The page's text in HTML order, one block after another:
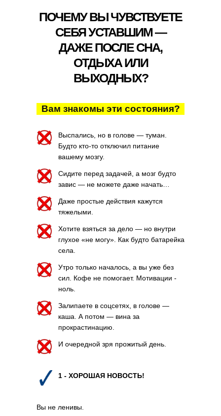
ПОЧЕМУ ВЫ ЧУВСТВУЕТЕ
СЕБЯ УСТАВШИМ —
ДАЖЕ ПОСЛЕ СНА,
ОТДЫХА ИЛИ
ВЫХОДНЫХ?
Вам знакомы эти состояния?
Выспались, но в голове — туман.
Будто кто-то отключил питание
вашему мозгу.
Сидите перед задачей, а мозг будто
завис — не можете даже начать…
Даже простые действия кажутся
тяжелыми.
Хотите взяться за дело — но внутри
глухое «не могу». Как будто батарейка
села.
Утро только началось, а вы уже без
сил. Кофе не помогает. Мотивации -
ноль.
Залипаете в соцсетях, в голове —
каша. А потом — вина за
прокрастинацию.
И очередной зря прожитый день.
1 - ХОРОШАЯ НОВОСТЬ!
Вы не ленивы.